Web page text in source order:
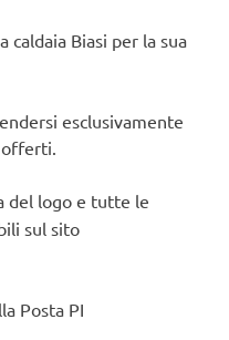
caldaia Biasi per la sua
esclusivamente
offerti.
del logo e tutte le
sul sito
Posta PI